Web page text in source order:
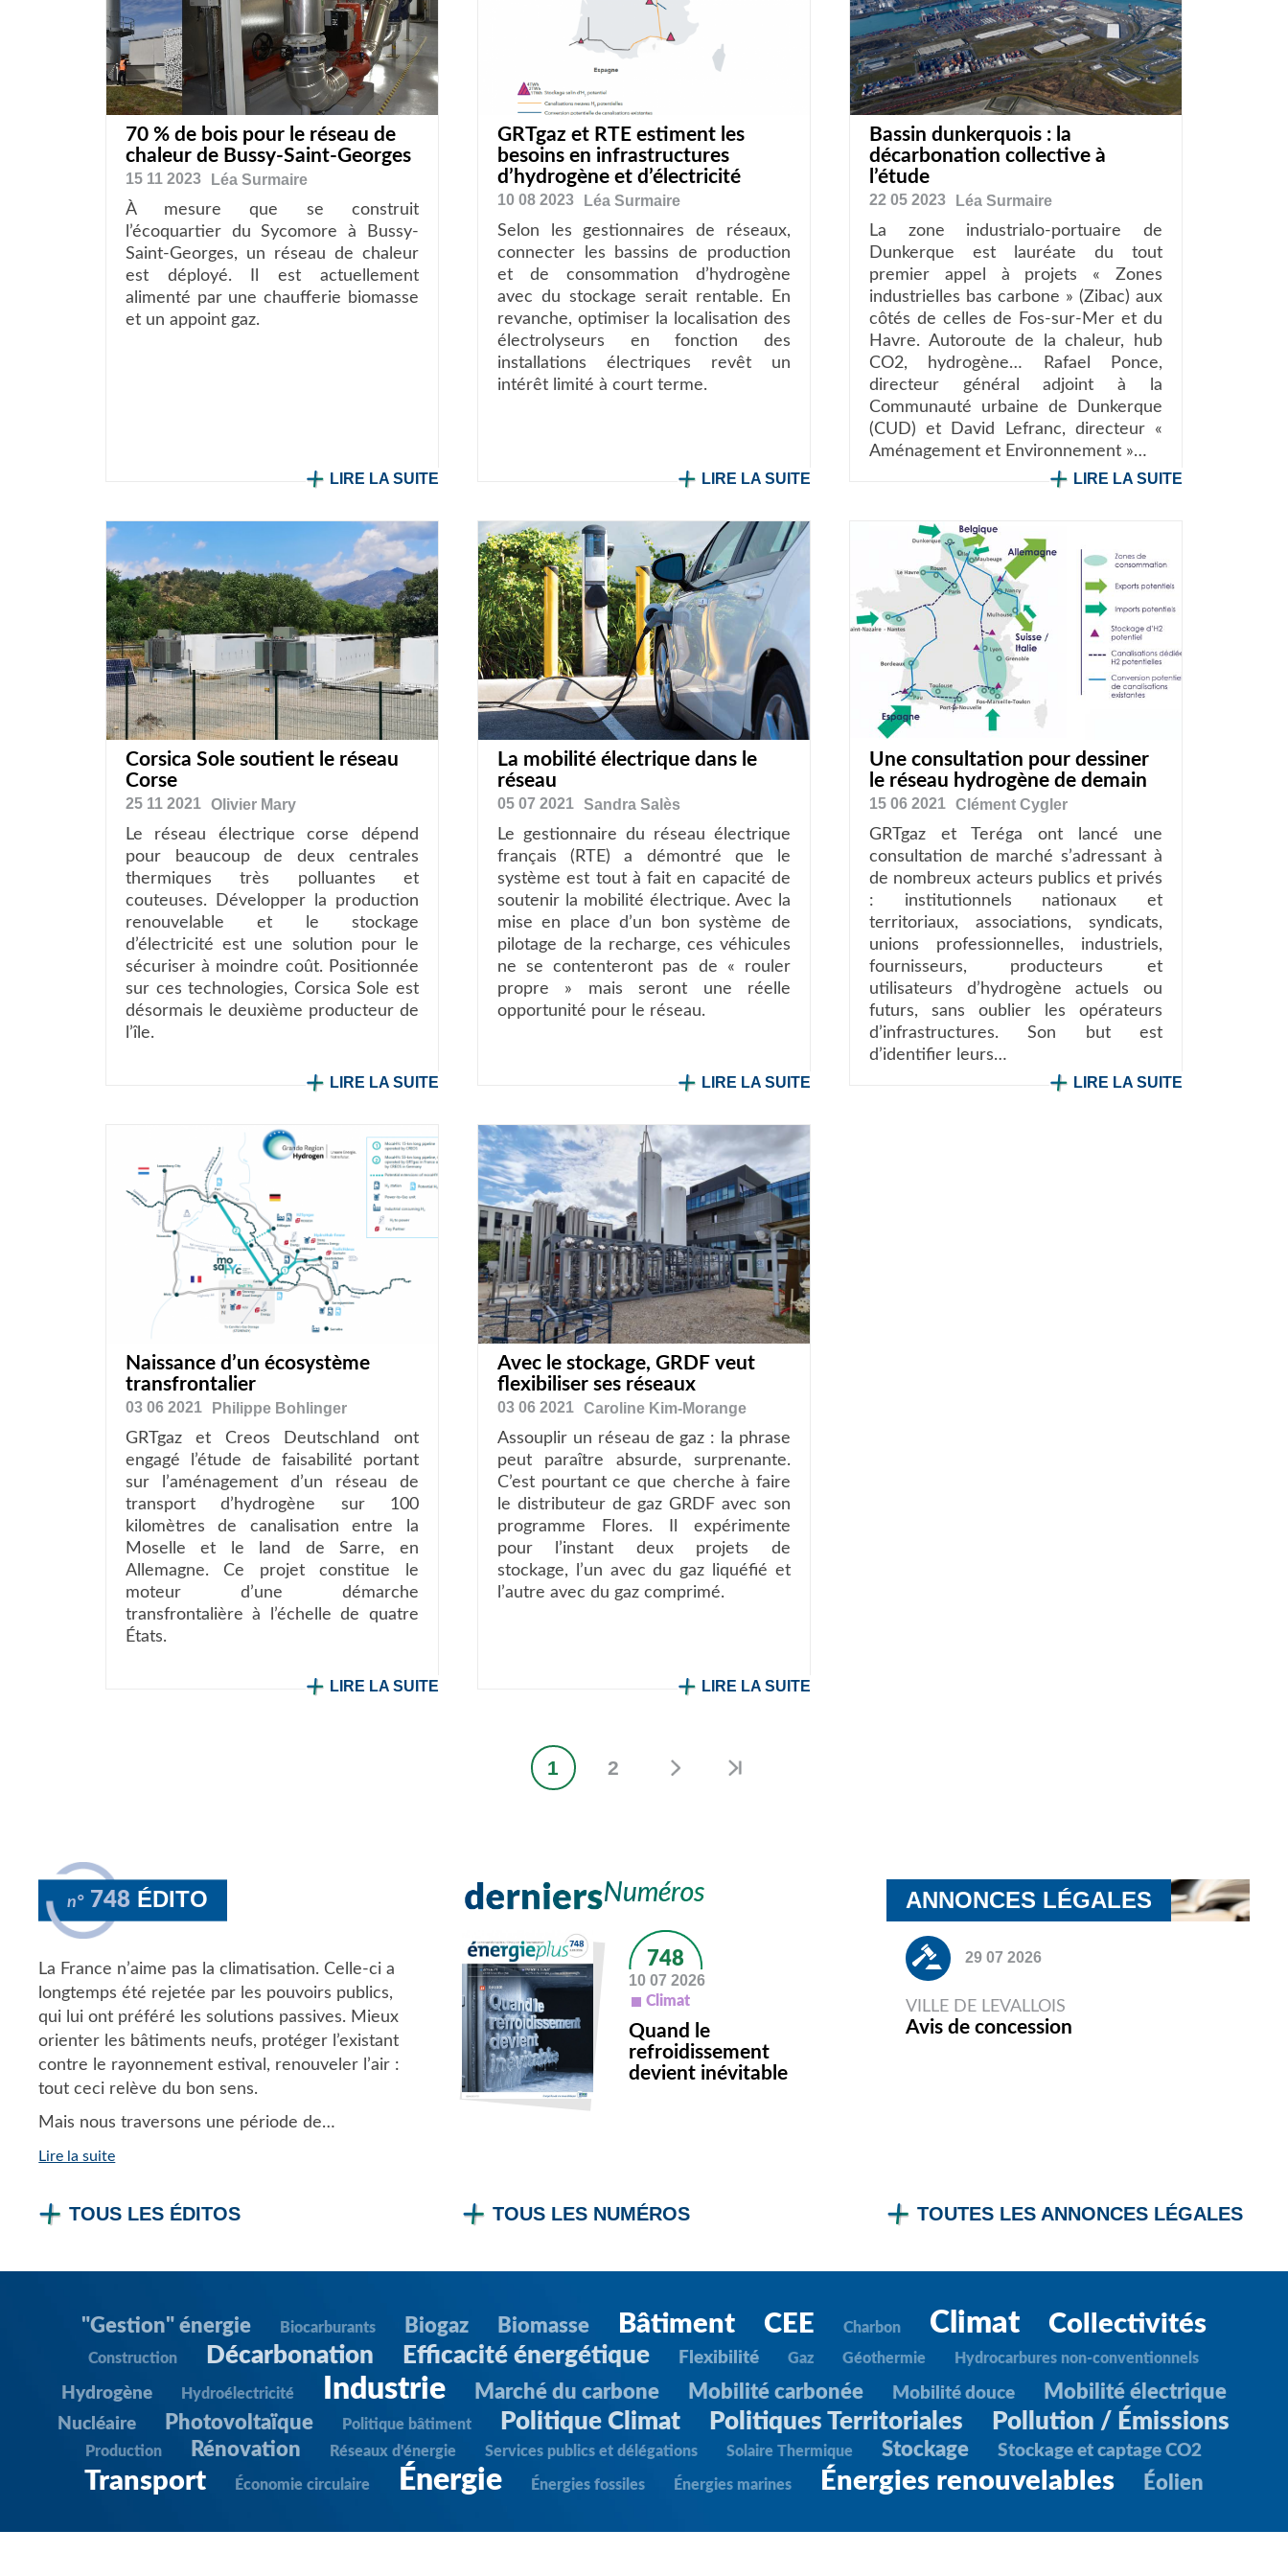
70 % de bois pour le réseau de
chaleur de Bussy-Saint-Georges
15 11 2023 Léa Surmaire
À mesure que se construit
l’écoquartier du Sycomore à Bussy-
Saint-Georges, un réseau de chaleur
est déployé. Il est actuellement
alimenté par une chaufferie biomasse
et un appoint gaz.
LIRE LA SUITE
GRTgaz et RTE estiment les
besoins en infrastructures
d’hydrogène et d’électricité
10 08 2023 Léa Surmaire
Selon les gestionnaires de réseaux,
connecter les bassins de production
et de consommation d’hydrogène
avec du stockage serait rentable. En
revanche, optimiser la localisation des
électrolyseurs en fonction des
installations électriques revêt un
intérêt limité à court terme.
LIRE LA SUITE
Bassin dunkerquois : la
décarbonation collective à
l’étude
22 05 2023 Léa Surmaire
La zone industrialo-portuaire de
Dunkerque est lauréate du tout
premier appel à projets « Zones
industrielles bas carbone » (Zibac) aux
côtés de celles de Fos-sur-Mer et du
Havre. Autoroute de la chaleur, hub
CO2, hydrogène… Rafael Ponce,
directeur général adjoint à la
Communauté urbaine de Dunkerque
(CUD) et David Lefranc, directeur «
Aménagement et Environnement »…
LIRE LA SUITE
Corsica Sole soutient le réseau
Corse
25 11 2021 Olivier Mary
Le réseau électrique corse dépend
pour beaucoup de deux centrales
thermiques très polluantes et
couteuses. Développer la production
renouvelable et le stockage
d’électricité est une solution pour le
sécuriser à moindre coût. Positionnée
sur ces technologies, Corsica Sole est
désormais le deuxième producteur de
l’île.
LIRE LA SUITE
La mobilité électrique dans le
réseau
05 07 2021 Sandra Salès
Le gestionnaire du réseau électrique
français (RTE) a démontré que le
système est tout à fait en capacité de
soutenir la mobilité électrique. Avec la
mise en place d’un bon système de
pilotage de la recharge, ces véhicules
ne se contenteront pas de « rouler
propre » mais seront une réelle
opportunité pour le réseau.
LIRE LA SUITE
Une consultation pour dessiner
le réseau hydrogène de demain
15 06 2021 Clément Cygler
GRTgaz et Teréga ont lancé une
consultation de marché s’adressant à
de nombreux acteurs publics et privés
: institutionnels nationaux et
territoriaux, associations, syndicats,
unions professionnelles, industriels,
fournisseurs, producteurs et
utilisateurs d’hydrogène actuels ou
futurs, sans oublier les opérateurs
d’infrastructures. Son but est
d’identifier leurs…
LIRE LA SUITE
Naissance d’un écosystème
transfrontalier
03 06 2021 Philippe Bohlinger
GRTgaz et Creos Deutschland ont
engagé l’étude de faisabilité portant
sur l’aménagement d’un réseau de
transport d’hydrogène sur 100
kilomètres de canalisation entre la
Moselle et le land de Sarre, en
Allemagne. Ce projet constitue le
moteur d’une démarche
transfrontalière à l’échelle de quatre
États.
LIRE LA SUITE
Avec le stockage, GRDF veut
flexibiliser ses réseaux
03 06 2021 Caroline Kim-Morange
Assouplir un réseau de gaz : la phrase
peut paraître absurde, surprenante.
C’est pourtant ce que cherche à faire
le distributeur de gaz GRDF avec son
programme Flores. Il expérimente
pour l’instant deux projets de
stockage, l’un avec du gaz liquéfié et
l’autre avec du gaz comprimé.
LIRE LA SUITE
Page
1 Page
2
n° 748 ÉDITO
La France n’aime pas la climatisation. Celle-ci a
longtemps été rejetée par les pouvoirs publics,
qui lui ont préféré les solutions passives. Mieux
orienter les bâtiments neufs, protéger l’existant
contre le rayonnement estival, renouveler l’air :
tout ceci relève du bon sens.
Mais nous traversons une période de…
Lire la suite
TOUS LES ÉDITOS
748
10 07 2026
Climat
Quand le
refroidissement
devient inévitable
TOUS LES NUMÉROS
ANNONCES LÉGALES
29 07 2026
VILLE DE LEVALLOIS
Avis de concession
TOUTES LES ANNONCES LÉGALES
"Gestion" énergie Biocarburants Biogaz Biomasse Bâtiment CEE Charbon Climat Collectivités
Construction Décarbonation Efficacité énergétique Flexibilité Gaz Géothermie Hydrocarbures non-conventionnels
Hydrogène Hydroélectricité Industrie Marché du carbone Mobilité carbonée Mobilité douce Mobilité électrique
Nucléaire Photovoltaïque Politique bâtiment Politique Climat Politiques Territoriales Pollution / Émissions
Production Rénovation Réseaux d'énergie Services publics et délégations Solaire Thermique Stockage Stockage et captage CO2
Transport Économie circulaire Énergie Énergies fossiles Énergies marines Énergies renouvelables Éolien